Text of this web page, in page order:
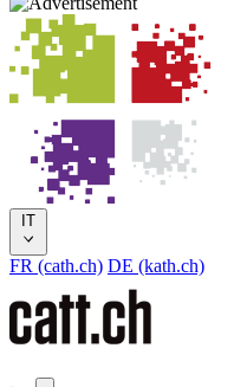
IT
FR (cath.ch) DE (kath.ch)